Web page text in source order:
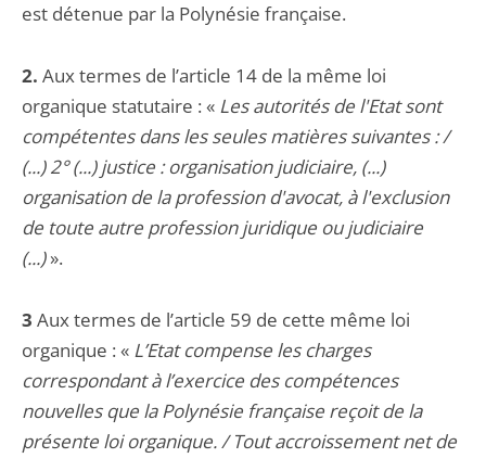
est détenue par la Polynésie française.
2. Aux termes de l’article 14 de la même loi
organique statutaire : « Les autorités de l'Etat sont
compétentes dans les seules matières suivantes : /
(...) 2° (...) justice : organisation judiciaire, (...)
organisation de la profession d'avocat, à l'exclusion
de toute autre profession juridique ou judiciaire
(...)».
3 Aux termes de l’article 59 de cette même loi
organique : « L’Etat compense les charges
correspondant à l’exercice des compétences
nouvelles que la Polynésie française reçoit de la
présente loi organique. / Tout accroissement net de